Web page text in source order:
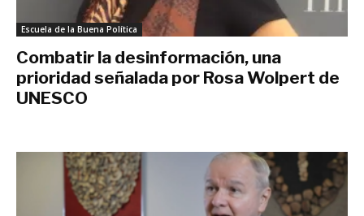
Escuela de la Buena Política
Combatir la desinformación, una
prioridad señalada por Rosa Wolpert de
UNESCO